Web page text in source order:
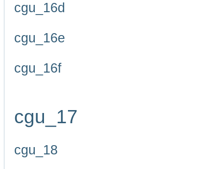
cgu_16d
cgu_16e
cgu_16f
cgu_17
cgu_18